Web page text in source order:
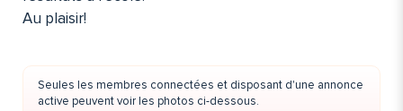
Au plaisir!
Seules les membres connectées et disposant d'une annonce
active peuvent voir les photos ci-dessous.